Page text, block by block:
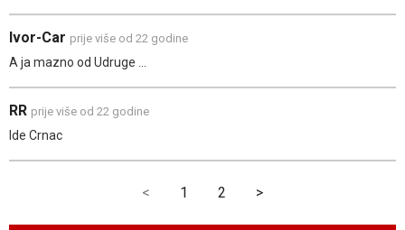
Ivor-Car prije više od 22 godine
A ja mazno od Udruge ...
RR prije više od 22 godine
Ide Crnac
< 1 2 >